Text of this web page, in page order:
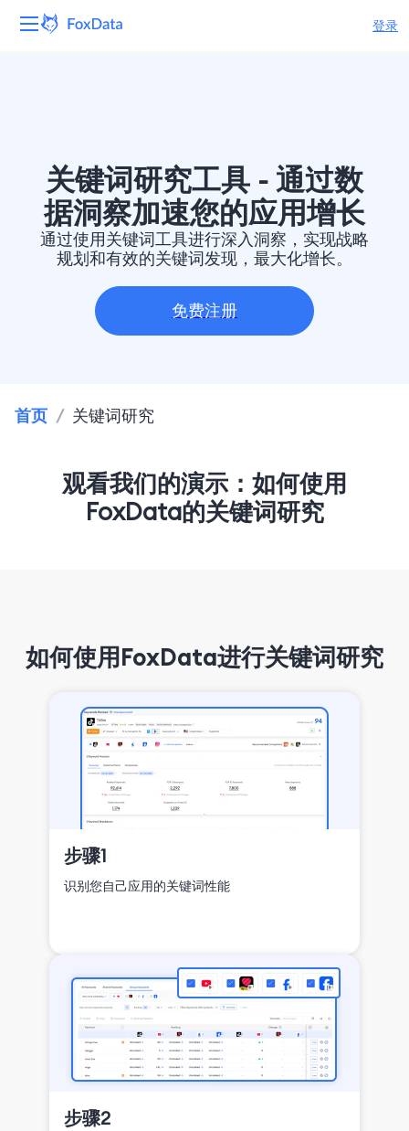
登录
解决方案关键词研究工具 - 通过数
据洞察加速您的应用增长
通过使用关键词工具进行深入洞察，实现战略
规划和有效的关键词发现，最大化增长。
免费注册
首页 / 关键词研究
观看我们的演示：如何使用
FoxData的关键词研究
如何使用FoxData进行关键词研究
步骤1
识别您自己应用的关键词性能
步骤2